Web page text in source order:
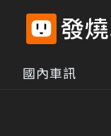
國內車訊